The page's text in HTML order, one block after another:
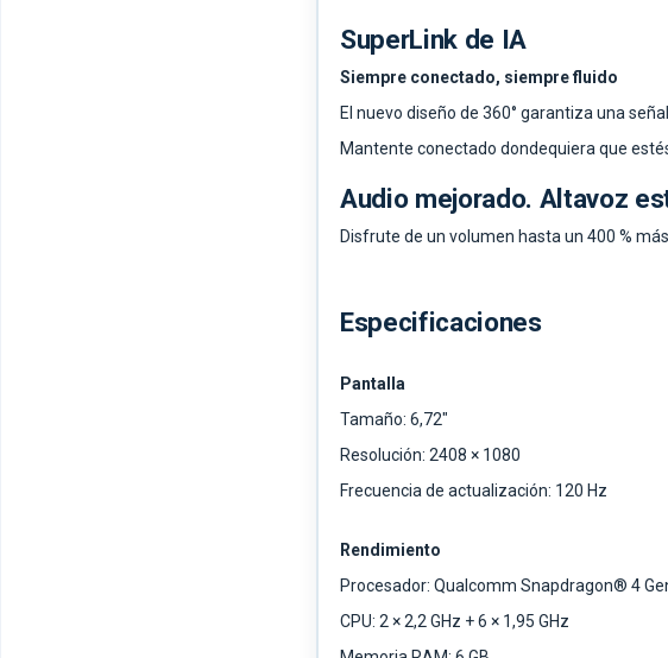
SuperLink de IA
Siempre conectado, siempre fluido
El nuevo diseño de 360° garantiza una
Mantente conectado dondequiera que
Audio mejorado. Altavoz
Disfrute de un volumen hasta un 400 %
Especificaciones
Pantalla
Tamaño: 6,72"
Resolución: 2408 × 1080
Frecuencia de actualización: 120 Hz
Rendimiento
Procesador: Qualcomm Snapdragon® 4
CPU: 2 × 2,2 GHz + 6 × 1,95 GHz